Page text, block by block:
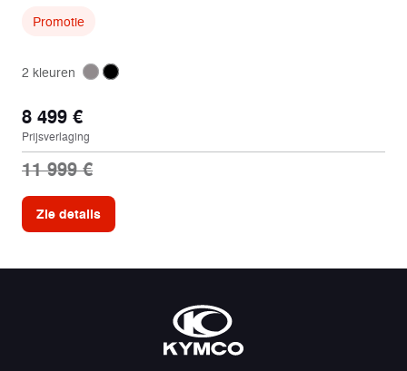
Promotie
2 kleuren
8 499 €
Prijsverlaging
11 999 €
Zie details